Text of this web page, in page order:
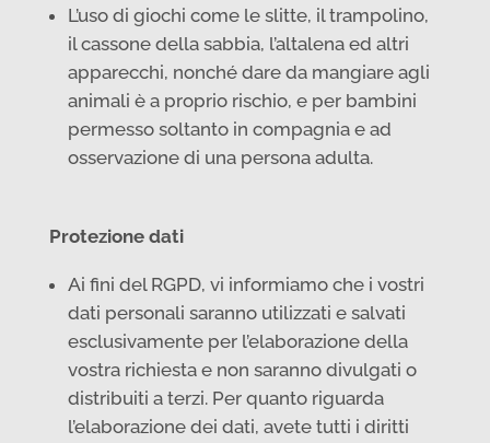
L’uso di giochi come le slitte, il trampolino,
il cassone della sabbia, l’altalena ed altri
apparecchi, nonché dare da mangiare agli
animali è a proprio rischio, e per bambini
permesso soltanto in compagnia e ad
osservazione di una persona adulta.
Protezione dati
Ai fini del RGPD, vi informiamo che i vostri
dati personali saranno utilizzati e salvati
esclusivamente per l’elaborazione della
vostra richiesta e non saranno divulgati o
distribuiti a terzi. Per quanto riguarda
l’elaborazione dei dati, avete tutti i diritti